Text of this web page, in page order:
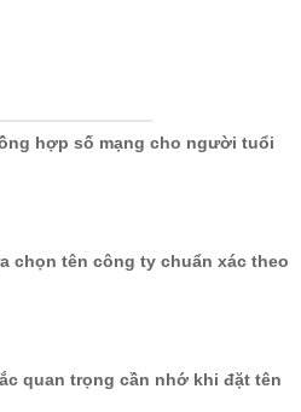
hợp số mạng cho người tuổi
chọn tên công ty chuẩn xác theo
quan trọng cần nhớ khi đặt tên